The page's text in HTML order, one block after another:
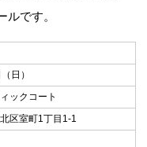
です。
日）
ックコート
区室町1丁目1-1